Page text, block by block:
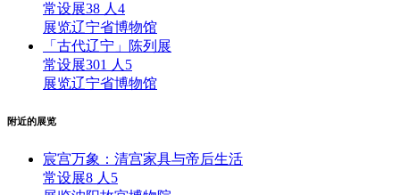
常设展38 人 4
展览辽宁省博物馆
「古代辽宁」陈列展
常设展301 人 5
展览辽宁省博物馆
附近的展览
宸宫万象：清宫家具与帝后生活
常设展8 人 5